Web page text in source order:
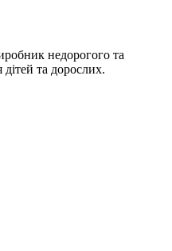
недорогого та
та дорослих.